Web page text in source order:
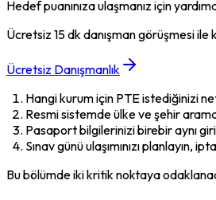
Hedef puanınıza ulaşmanız için
Ücretsiz 15 dk danışman görüşmesi ile
Ücretsiz Danışmanlık
Hangi kurum için PTE istediğinizi
Resmi sistemde ülke ve şehir
Pasaport bilgilerinizi birebir aynı
Sınav günü ulaşımınızı planlayın,
Bu bölümde iki kritik noktaya